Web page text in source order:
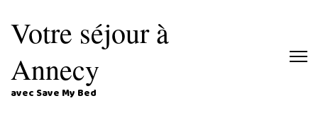
Votre séjour à
Annecy
avec Save My Bed